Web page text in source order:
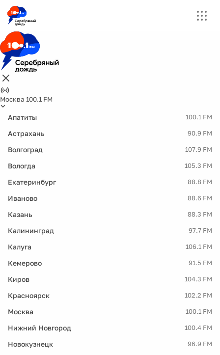
Москва 100.1 FM
Апатиты 100.1 FM
Астрахань 90.9 FM
Волгоград 107.9 FM
Вологда 105.3 FM
Екатеринбург 88.8 FM
Иваново 88.6 FM
Казань 88.3 FM
Калининград 97.7 FM
Калуга 106.1 FM
Кемерово 91.5 FM
Киров 104.3 FM
Красноярск 102.2 FM
Москва 100.1 FM
Нижний Новгород 100.4 FM
Новокузнецк 96.9 FM